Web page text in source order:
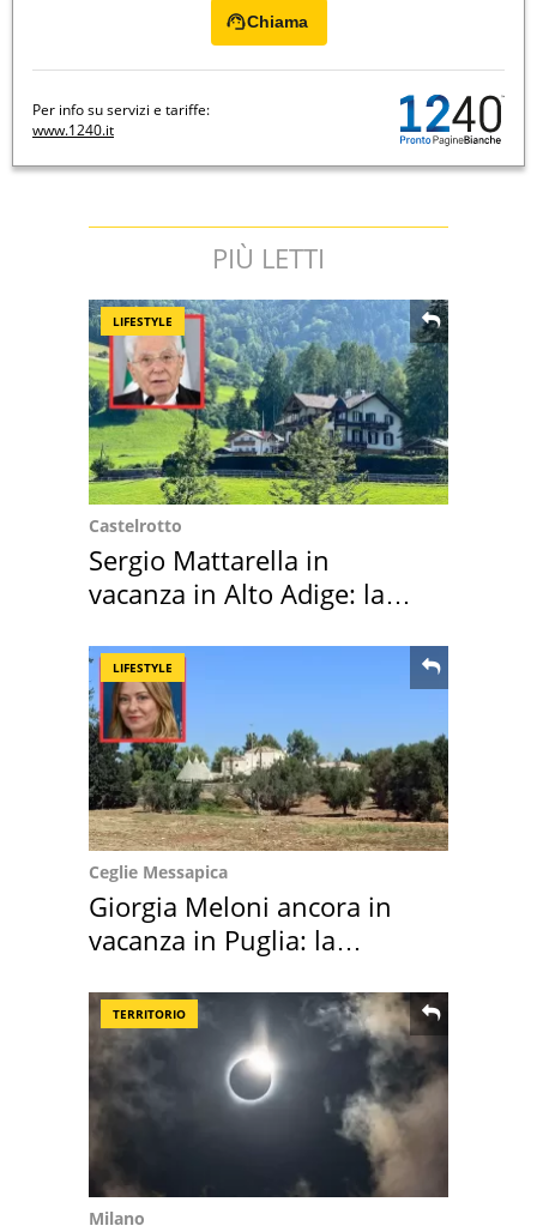
Chiama
Per info su servizi e tariffe:
www.1240.it
PIÙ LETTI
LIFESTYLE
Castelrotto
Sergio Mattarella in
vacanza in Alto Adige: la
LIFESTYLE
Ceglie Messapica
Giorgia Meloni ancora in
vacanza in Puglia: la
TERRITORIO
Milano